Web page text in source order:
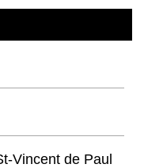
Vincent de Paul